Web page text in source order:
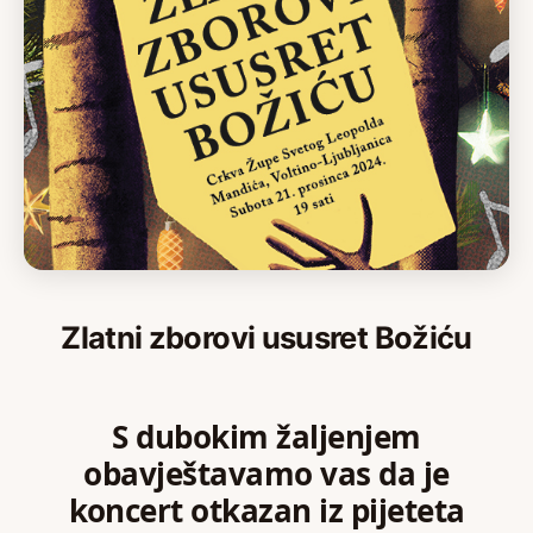
Zlatni zborovi ususret Božiću
S dubokim žaljenjem
obavještavamo vas da je
koncert otkazan iz pijeteta